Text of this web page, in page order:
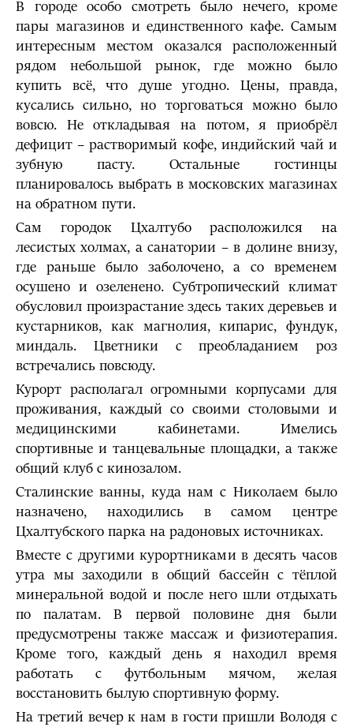
В городе особо смотреть было нечего, кроме
пары магазинов и единственного кафе. Самым
интересным местом оказался расположенный
рядом небольшой рынок, где можно было
купить всё, что душе угодно. Цены, правда,
кусались сильно, но торговаться можно было
вовсю. Не откладывая на потом, я приобрёл
дефицит – растворимый кофе, индийский чай и
зубную пасту. Остальные гостинцы
планировалось выбрать в московских магазинах
на обратном пути.
Сам городок Цхалтубо расположился на
лесистых холмах, а санатории – в долине внизу,
где раньше было заболочено, а со временем
осушено и озеленено. Субтропический климат
обусловил произрастание здесь таких деревьев и
кустарников, как магнолия, кипарис, фундук,
миндаль. Цветники с преобладанием роз
встречались повсюду.
Курорт располагал огромными корпусами для
проживания, каждый со своими столовыми и
медицинскими кабинетами. Имелись
спортивные и танцевальные площадки, а также
общий клуб с кинозалом.
Сталинские ванны, куда нам с Николаем было
назначено, находились в самом центре
Цхалтубского парка на радоновых источниках.
Вместе с другими курортниками в десять часов
утра мы заходили в общий бассейн с тёплой
минеральной водой и после него шли отдыхать
по палатам. В первой половине дня были
предусмотрены также массаж и физиотерапия.
Кроме того, каждый день я находил время
работать с футбольным мячом, желая
восстановить былую спортивную форму.
На третий вечер к нам в гости пришли Володя с